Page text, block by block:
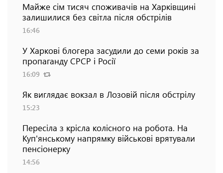
Майже сім тисяч споживачів на Харківщині
залишилися без світла після обстрілів
16:46
У Харкові блогера засудили до семи років за
пропаганду СРСР і Росії
16:09
Як виглядає вокзал в Лозовій після обстрілу
15:23
Пересіла з крісла колісного на робота. На
Куп'янському напрямку військові врятували
пенсіонерку
14:56